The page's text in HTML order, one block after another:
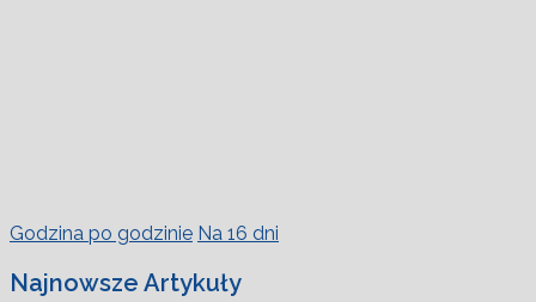
Godzina po godzinie Na 16 dni
Najnowsze Artykuły